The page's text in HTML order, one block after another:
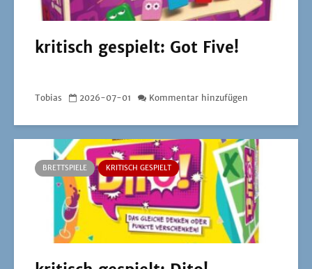
kritisch gespielt: Got Five!
Tobias 2026-07-01 Kommentar hinzufügen
BRETTSPIELE KRITISCH GESPIELT